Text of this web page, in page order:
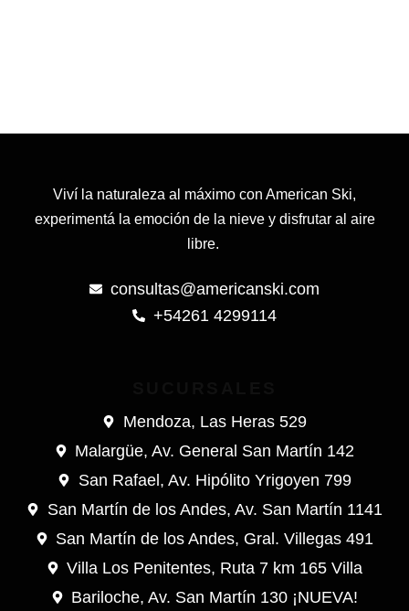
Viví la naturaleza al máximo con American Ski,
experimentá la emoción de la nieve y disfrutar al aire
libre.
consultas@americanski.com
+54261 4299114
Mendoza, Las Heras 529
Malargüe, Av. General San Martín 142
San Rafael, Av. Hipólito Yrigoyen 799
San Martín de los Andes, Av. San Martín 1141
San Martín de los Andes, Gral. Villegas 491
Villa Los Penitentes, Ruta 7 km 165 Villa
Bariloche, Av. San Martín 130 ¡NUEVA!